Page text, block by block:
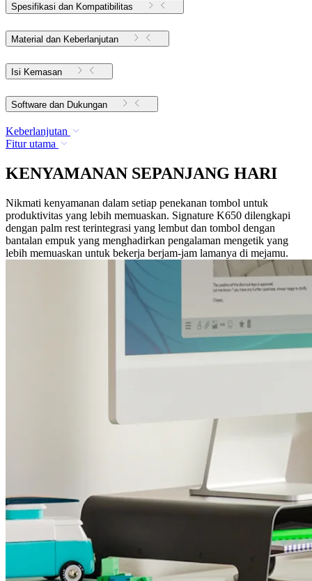
Spesifikasi dan Kompatibilitas
Material dan Keberlanjutan
Isi Kemasan
Software dan Dukungan
Keberlanjutan
Fitur utama
KENYAMANAN SEPANJANG HARI
Nikmati kenyamanan dalam setiap penekanan tombol untuk
produktivitas yang lebih memuaskan. Signature K650 dilengkapi
dengan palm rest terintegrasi yang lembut dan tombol dengan
bantalan empuk yang menghadirkan pengalaman mengetik yang
lebih memuaskan untuk bekerja berjam-jam lamanya di mejamu.